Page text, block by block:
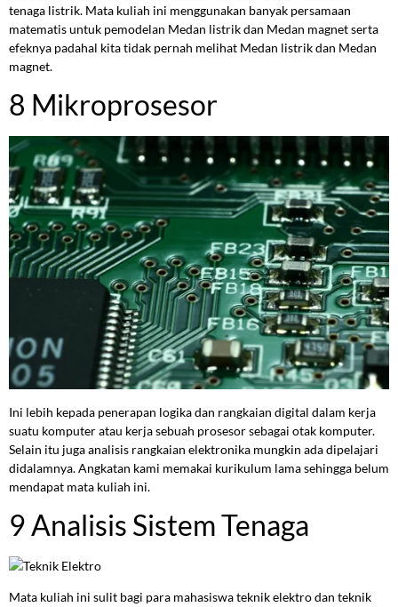
tenaga listrik. Mata kuliah ini menggunakan banyak persamaan
matematis untuk pemodelan Medan listrik dan Medan magnet serta
efeknya padahal kita tidak pernah melihat Medan listrik dan Medan
magnet.
8 Mikroprosesor
Ini lebih kepada penerapan logika dan rangkaian digital dalam kerja
suatu komputer atau kerja sebuah prosesor sebagai otak komputer.
Selain itu juga analisis rangkaian elektronika mungkin ada dipelajari
didalamnya. Angkatan kami memakai kurikulum lama sehingga belum
mendapat mata kuliah ini.
9 Analisis Sistem Tenaga
Mata kuliah ini sulit bagi para mahasiswa teknik elektro dan teknik